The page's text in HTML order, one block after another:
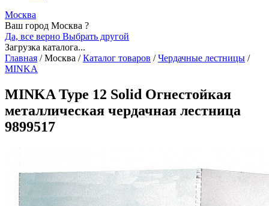
Москва
Ваш город Москва ?
Да, все верно Выбрать другой
Загрузка каталога...
Главная /Москва / Каталог товаров / Чердачные лестницы /
MINKA
MINKA Type 12 Solid Огнестойкая
металлическая чердачная лестница
9899517